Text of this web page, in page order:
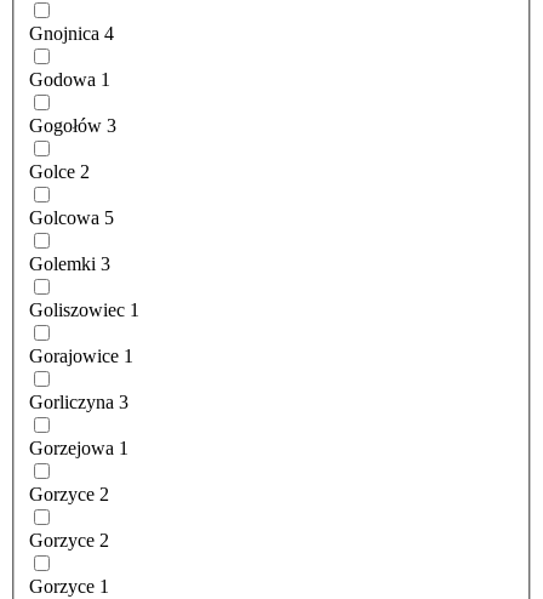
Gnojnica 4
Godowa 1
Gogołów 3
Golce 2
Golcowa 5
Golemki 3
Goliszowiec 1
Gorajowice 1
Gorliczyna 3
Gorzejowa 1
Gorzyce 2
Gorzyce 2
Gorzyce 1